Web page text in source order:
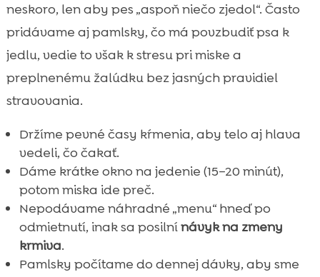
neskoro, len aby pes „aspoň niečo zjedol“. Často
pridávame aj pamlsky, čo má povzbudiť psa k
jedlu, vedie to však k stresu pri miske a
preplnenému žalúdku bez jasných pravidiel
stravovania.
Držíme pevné časy kŕmenia, aby telo aj hlava
vedeli, čo čakať.
Dáme krátke okno na jedenie (15–20 minút),
potom miska ide preč.
Nepodávame náhradné „menu“ hneď po
odmietnutí, inak sa posilnínávyk na zmeny
krmiva.
Pamlsky počítame do dennej dávky, aby sme